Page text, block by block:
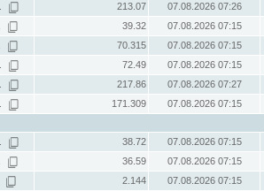
213.07
07.08.2026 07:26
39.32
07.08.2026 07:15
70.315
07.08.2026 07:15
72.49
07.08.2026 07:15
217.86
07.08.2026 07:27
171.309
07.08.2026 07:15
38.72
07.08.2026 07:15
36.59
07.08.2026 07:15
2.144
07.08.2026 07:15